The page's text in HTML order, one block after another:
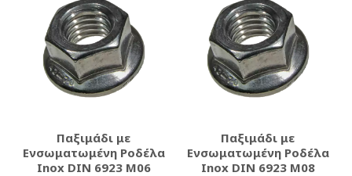
Παξιμάδι με
Ενσωματωμένη Ροδέλα
Inox DIN 6923 M06
Παξιμάδι με
Ενσωματωμένη Ροδέλα
Inox DIN 6923 M08